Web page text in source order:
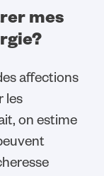
mes
affections
les
on estime